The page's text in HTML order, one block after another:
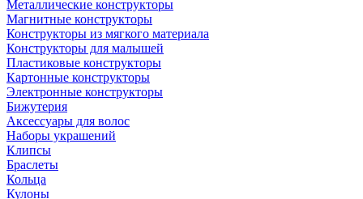
Металлические конструкторы
Магнитные конструкторы
Конструкторы из мягкого материала
Конструкторы для малышей
Пластиковые конструкторы
Картонные конструкторы
Электронные конструкторы
Бижутерия
Аксессуары для волос
Наборы украшений
Клипсы
Браслеты
Кольца
Кулоны